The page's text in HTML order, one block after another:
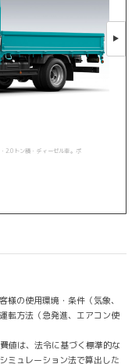
2.0トン積・ディーゼル車。ボ
の使用環境・条件（気象、
転方法（急発進、エアコン使
値は、法令に基づく標準的な
ミュレーション法で算出した